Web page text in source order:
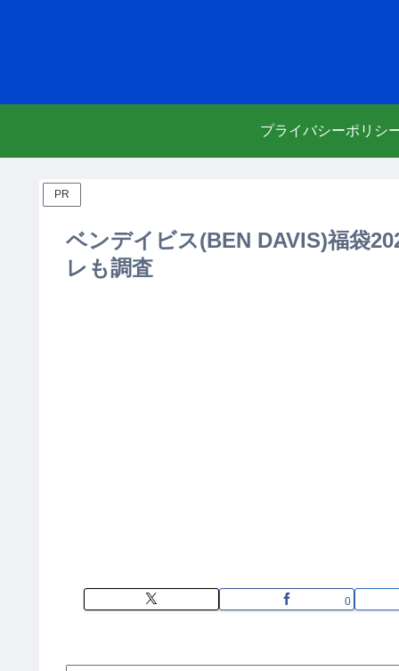
プライバシーポリシ
PR
ベンデイビス(BEN DAVIS)福袋
レも調査
0